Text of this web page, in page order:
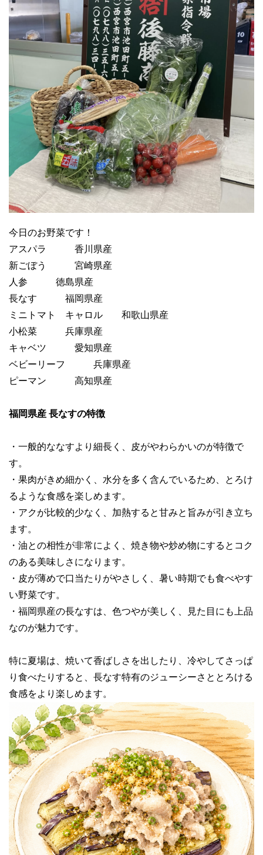
今日のお野菜です！
アスパラ 香川県産
新ごぼう 宮崎県産
人参 徳島県産
長なす 福岡県産
ミニトマト キャロル 和歌山県産
小松菜 兵庫県産
キャベツ 愛知県産
ベビーリーフ 兵庫県産
ピーマン 高知県産
福岡県産 長なすの特徴
・一般的ななすより細長く、皮がやわらかいのが特徴で
す。
・果肉がきめ細かく、水分を多く含んでいるため、とろけ
るような食感を楽しめます。
・アクが比較的少なく、加熱すると甘みと旨みが引き立ち
ます。
・油との相性が非常によく、焼き物や炒め物にするとコク
のある美味しさになります。
・皮が薄めで口当たりがやさしく、暑い時期でも食べやす
い野菜です。
・福岡県産の長なすは、色つやが美しく、見た目にも上品
なのが魅力です。
特に夏場は、焼いて香ばしさを出したり、冷やしてさっぱ
り食べたりすると、長なす特有のジューシーさととろける
食感をより楽しめます。